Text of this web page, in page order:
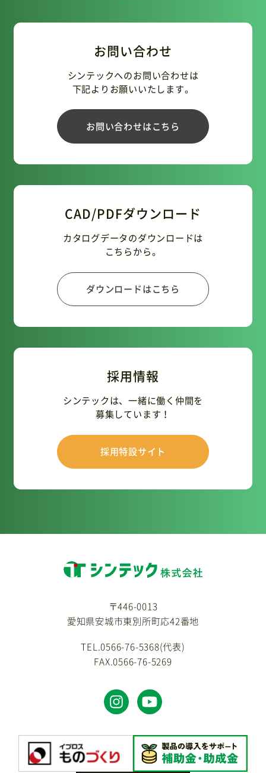
お問い合わせ
シンテックへのお問い合わせは
下記よりお願いいたします。
お問い合わせはこちら
CAD/PDFダウンロード
カタログデータのダウンロードは
こちらから。
ダウンロードはこちら
採用情報
シンテックは、一緒に働く仲間を
募集しています！
採用特設サイト
〒446-0013
愛知県安城市東別所町応42番地
TEL.0566-76-5368(代表)
FAX.0566-76-5269